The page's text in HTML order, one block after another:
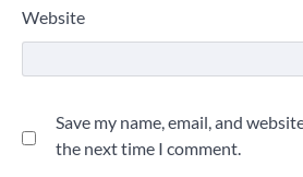
Website
Save my name, email, and
the next time I comment.